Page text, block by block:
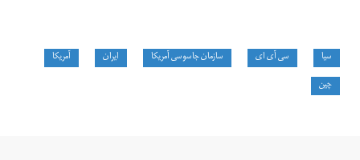
سیا سی‌ آی ای سازمان جاسوسی آمریکا ایران
آمریکا
چین